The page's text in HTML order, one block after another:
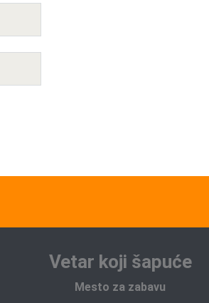
Vetar koji šapuće
Mesto za zabavu